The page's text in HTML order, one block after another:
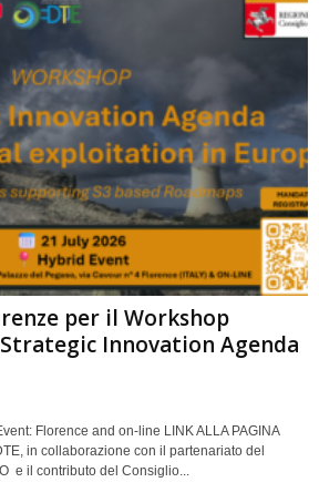
per il Workshop
Innovation Agenda
Florence and on-line LINK ALLA PAGINA
in collaborazione con il partenariato del
e il contributo del Consiglio...